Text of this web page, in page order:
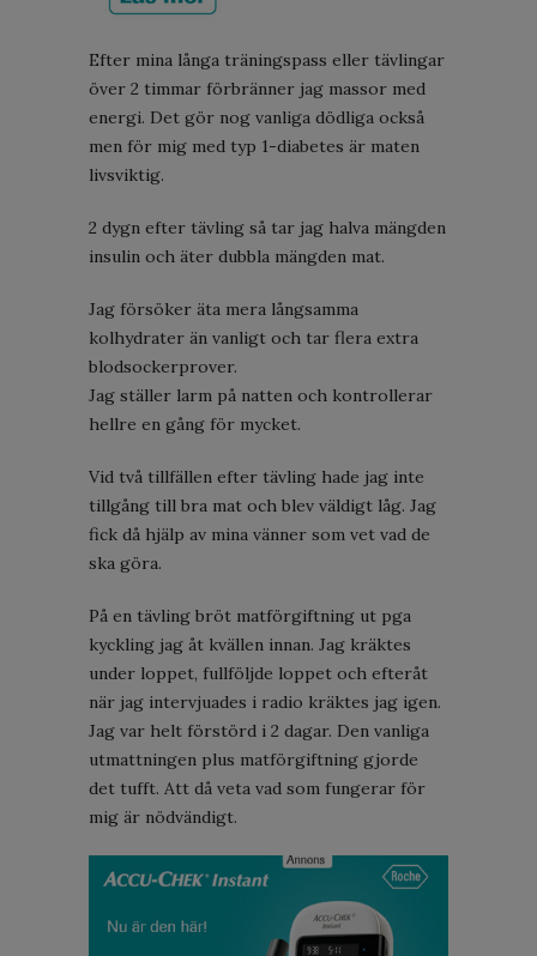
Efter mina långa träningspass eller tävlingar
över 2 timmar förbränner jag massor med
energi. Det gör nog vanliga dödliga också
men för mig med typ 1-diabetes är maten
livsviktig.
2 dygn efter tävling så tar jag halva mängden
insulin och äter dubbla mängden mat.
Jag försöker äta mera långsamma
kolhydrater än vanligt och tar flera extra
blodsockerprover.
Jag ställer larm på natten och kontrollerar
hellre en gång för mycket.
Vid två tillfällen efter tävling hade jag inte
tillgång till bra mat och blev väldigt låg. Jag
fick då hjälp av mina vänner som vet vad de
ska göra.
På en tävling bröt matförgiftning ut pga
kyckling jag åt kvällen innan. Jag kräktes
under loppet, fullföljde loppet och efteråt
när jag intervjuades i radio kräktes jag igen.
Jag var helt förstörd i 2 dagar. Den vanliga
utmattningen plus matförgiftning gjorde
det tufft. Att då veta vad som fungerar för
mig är nödvändigt.